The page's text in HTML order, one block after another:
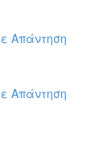
Απάντηση
Απάντηση